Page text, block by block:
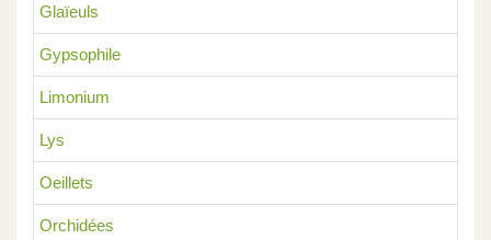
Glaïeuls
Gypsophile
Limonium
Lys
Oeillets
Orchidées